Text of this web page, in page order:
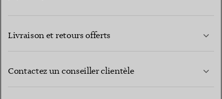
Livraison et retours offerts
Contactez un conseiller clientèle